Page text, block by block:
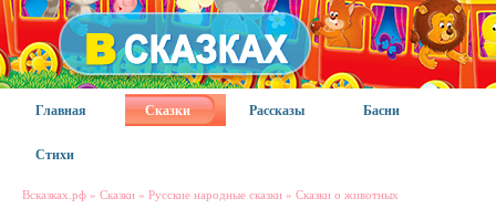
Главная Сказки Рассказы Басни
Стихи
Всказках.рф » Сказки » Русские народные сказки » Сказки о животных